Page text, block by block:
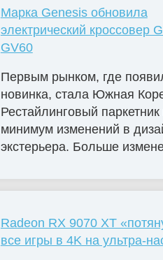
Марка Genesis обновила
электрический кроссовер
GV60
Первым рынком, где
новинка, стала Южная
Рестайлинговый
минимум изменений в
экстерьера. Больше
Radeon RX 9070 XT
все игры в 4K на ультра-